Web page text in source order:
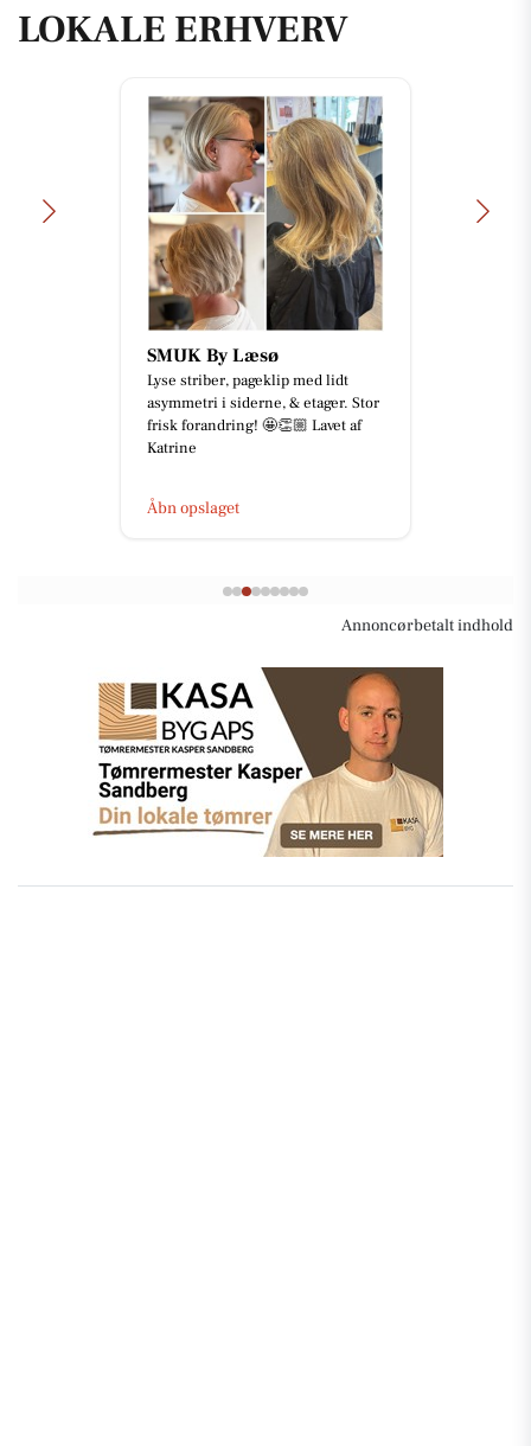
LOKALE ERHVERV
SMUK By Læsø
Lyse striber, pageklip med lidt
asymmetri i siderne, & etager. Stor
frisk forandring! 🤩👏🏼 Lavet af
Katrine
Åbn opslaget
Annoncørbetalt indhold